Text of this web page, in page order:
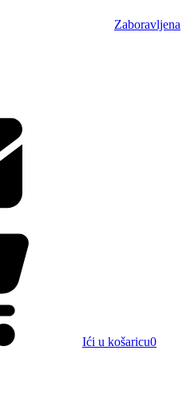
Zaboravljena
Ići u košaricu0